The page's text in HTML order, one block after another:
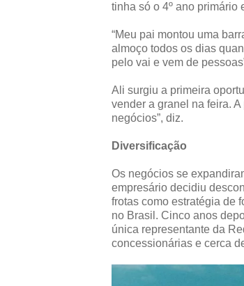
tinha só o 4º ano primário
“Meu pai montou uma
almoço todos os dias
pelo vai e vem de
Ali surgiu a primeira
vender a granel na feira.
negócios”, diz.
Diversificação
Os negócios se
empresário decidiu
frotas como estratégia de
no Brasil. Cinco anos
única representante da
concessionárias e cerca